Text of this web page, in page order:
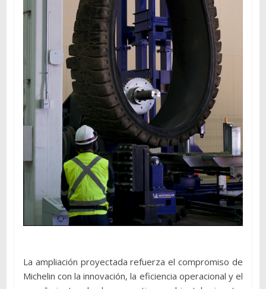
La ampliación proyectada refuerza el compromiso de
Michelin con la innovación, la eficiencia operacional y el